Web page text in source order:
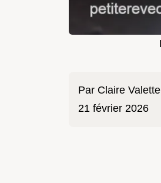
Par Claire Valette
21 février 2026